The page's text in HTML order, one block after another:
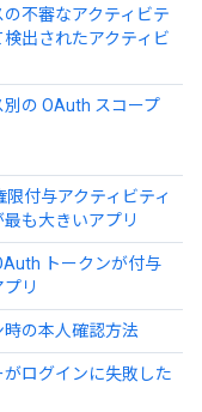
の不審なアクティビテ
検出されたアクティビ
別の OAuth スコープ
限付与アクティビティ
最も大きいアプリ
トークンが付与
リ
時の本人確認方法
がログインに失敗した